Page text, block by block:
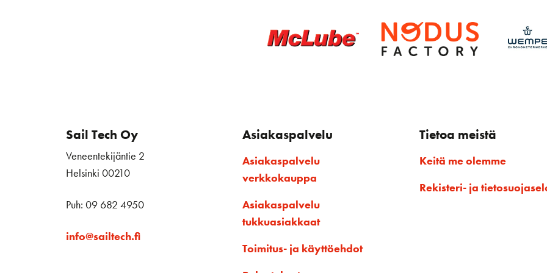
Sail Tech Oy
Veneentekijäntie 2
Helsinki 00210
Puh: 09 682 4950
info@sailtech.fi
Asiakaspalvelu
Asiakaspalvelu
verkkokauppa
Asiakaspalvelu
tukkuasiakkaat
Toimitus- ja käyttöehdot
Tietoa meistä
Keitä me olemme
Rekisteri- ja